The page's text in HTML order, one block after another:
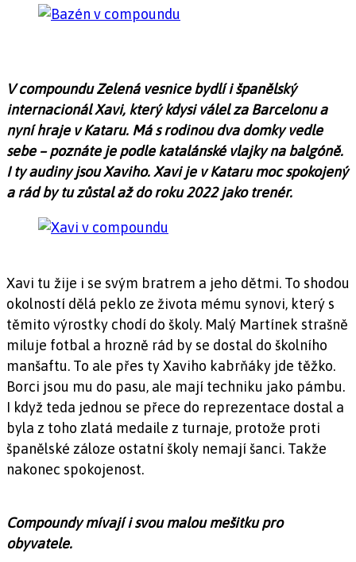
V compoundu Zelená vesnice bydlí i španělský
internacionál Xavi, který kdysi válel za Barcelonu a
nyní hraje v Kataru. Má s rodinou dva domky vedle
sebe – poznáte je podle katalánské vlajky na balgóně.
I ty audiny jsou Xaviho. Xavi je v Kataru moc spokojený
a rád by tu zůstal až do roku 2022 jako trenér.
Xavi tu žije i se svým bratrem a jeho dětmi. To shodou
okolností dělá peklo ze života mému synovi, který s
těmito výrostky chodí do školy. Malý Martínek strašně
miluje fotbal a hrozně rád by se dostal do školního
manšaftu. To ale přes ty Xaviho kabrňáky jde těžko.
Borci jsou mu do pasu, ale mají techniku jako pámbu.
I když teda jednou se přece do reprezentace dostal a
byla z toho zlatá medaile z turnaje, protože proti
španělské záloze ostatní školy nemají šanci. Takže
nakonec spokojenost.
Compoundy mívají i svou malou mešitku pro
obyvatele.